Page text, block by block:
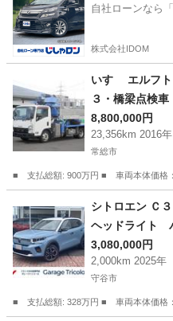
自社ローンなら
株式会社IDOM
いすゞ エルフ
３・橋梁点検
車・プラットフ
8,800,000円
23,356km 2016年
常総市
■ 支払総額: 900万円 ■ 車両本体価格
その他
シトロエン Ｃ
ヘッドライト
Ｐｌａｙ Ａｎ
3,080,000円
2,000km 2025年
守谷市
■ 支払総額: 328万円 ■ 車両本体価